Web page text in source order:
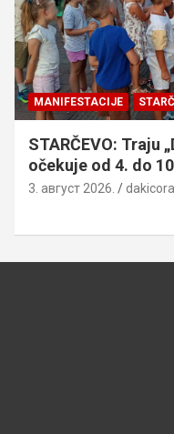
MANIFESTACIJE
STARČEVO: Traju
očekuje od 4. do
3. август 2026.